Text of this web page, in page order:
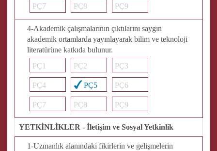
PÇ7 PÇ8 PÇ9
4-Akademik çalışmalarının çıktılarını saygın
akademik ortamlarda yayınlayarak bilim ve teknoloji
literatürüne katkıda bulunur.
PÇ1
PÇ2 PÇ3
PÇ4 PÇ5 PÇ6
PÇ7 PÇ8 PÇ9
YETKİNLİKLER - İletişim ve Sosyal Yetkinlik
1-Uzmanlık alanındaki fikirlerin ve gelişmelerin